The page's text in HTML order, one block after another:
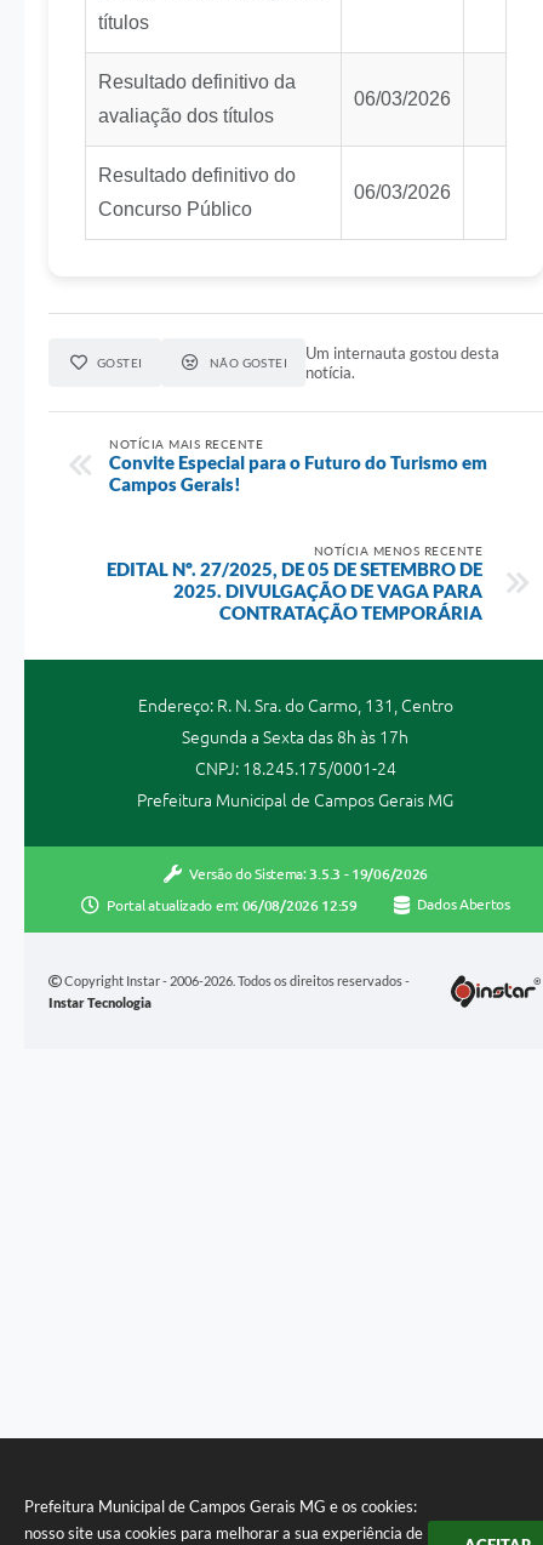
Prefeitura Municipal de Campos Gerais MG e os cookies:
nosso site usa cookies para melhorar a sua experiência de
títulos
Resultado definitivo da
avaliação dos títulos
06/03/2026
Resultado definitivo do
Concurso Público
06/03/2026
GOSTEI NÃO GOSTEI
Um internauta gostou desta
notícia.
NOTÍCIA MAIS RECENTE
Convite Especial para o Futuro do Turismo em
Campos Gerais!
NOTÍCIA MENOS RECENTE
EDITAL Nº. 27/2025, DE 05 DE SETEMBRO DE
2025. DIVULGAÇÃO DE VAGA PARA
CONTRATAÇÃO TEMPORÁRIA
Endereço: R. N. Sra. do Carmo, 131, Centro
Segunda a Sexta das 8h às 17h
CNPJ: 18.245.175/0001-24
Prefeitura Municipal de Campos Gerais MG
Versão do Sistema: 3.5.3 - 19/06/2026
Portal atualizado em: 06/08/2026 12:59 Dados Abertos
Copyright Instar - 2006-2026. Todos os direitos reservados -
Instar Tecnologia